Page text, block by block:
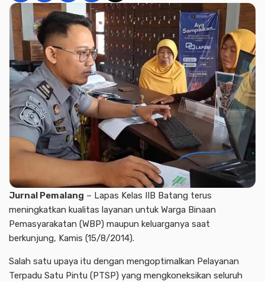
Jurnal Pemalang – Lapas Kelas IIB Batang terus
meningkatkan kualitas layanan untuk Warga Binaan
Pemasyarakatan (WBP) maupun keluarganya saat
berkunjung, Kamis (15/8/2014).
Salah satu upaya itu dengan mengoptimalkan Pelayanan
Terpadu Satu Pintu (PTSP) yang mengkoneksikan seluruh